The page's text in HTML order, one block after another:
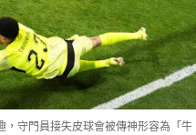
守門員接失皮球會被傳神形容為「牛